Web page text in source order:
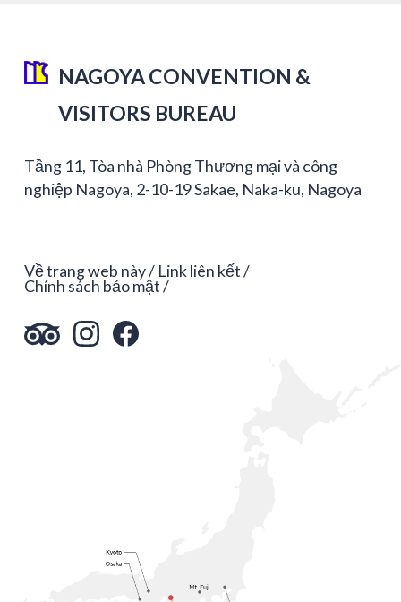
NAGOYA CONVENTION &
VISITORS BUREAU
Tầng 11, Tòa nhà Phòng Thương mại và công
nghiệp Nagoya, 2-10-19 Sakae, Naka-ku, Nagoya
Về trang web này Link liên kết
Chính sách bảo mật